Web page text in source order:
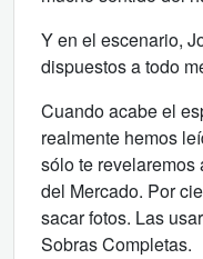
Y en el escenario,
dispuestos a todo
Cuando acabe el
realmente hemos
sólo te revelaremos
del Mercado. Por
sacar fotos. Las
Sobras Completas.